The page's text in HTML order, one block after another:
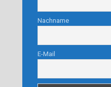
Nachname
E-Mail